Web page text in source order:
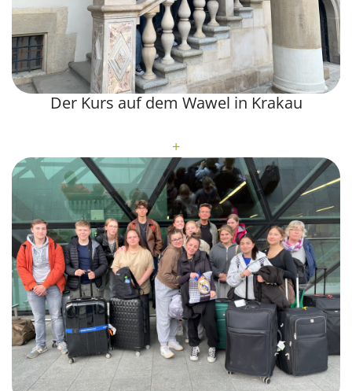
Der Kurs auf dem Wawel in Krakau
+